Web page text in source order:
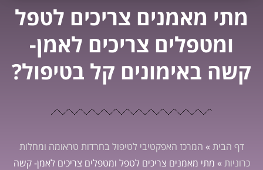
מתי מאמנים צריכים לטפל
ומטפלים צריכים לאמן-
קשה באימונים קל בטיפול?
דף הבית » המרכז האפקטיבי לטיפול בחרדות טראומה ומחלות
כרוניות » מתי מאמנים צריכים לטפל ומטפלים צריכים לאמן- קשה